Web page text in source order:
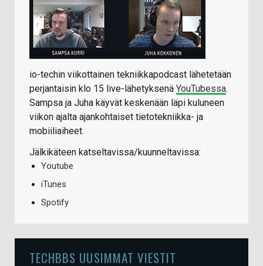
io-techin viikottainen tekniikkapodcast lähetetään
perjantaisin klo 15 live-lähetyksenä YouTubessa.
Sampsa ja Juha käyvät keskenään läpi kuluneen
viikon ajalta ajankohtaiset tietotekniikka- ja
mobiiliaiheet.
Jälkikäteen katseltavissa/kuunneltavissa:
Youtube
iTunes
Spotify
TECHBBS UUSIMMAT VIESTIT